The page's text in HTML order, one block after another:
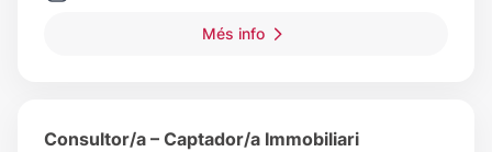
Més info
Consultor/a – Captador/a Immobiliari